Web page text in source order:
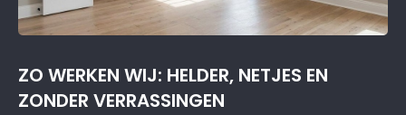
ZO WERKEN WIJ: HELDER, NETJES EN
ZONDER VERRASSINGEN